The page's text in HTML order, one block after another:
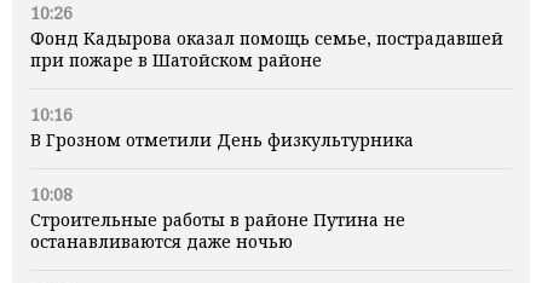
10:26
Фонд Кадырова оказал помощь семье, пострадавшей
при пожаре в Шатойском районе
10:16
В Грозном отметили День физкультурника
10:08
Строительные работы в районе Путина не
останавливаются даже ночью